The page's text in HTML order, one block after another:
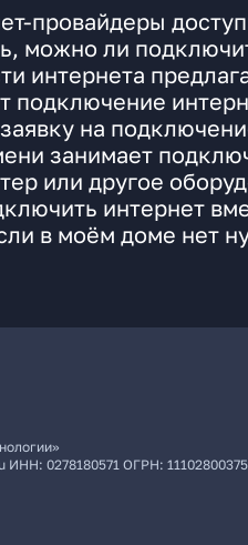
провайдеры
можно ли
интернета
подключение
на
занимает
или другое
интернет
в моём доме нет
ИНН: 0278180571 ОГРН: